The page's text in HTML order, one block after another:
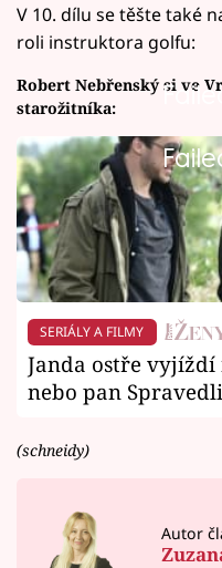
V 10. dílu se těšte také
roli instruktora golfu:
Robert Nebřenský si ve
starožitníka:
SERIÁLY A FILMY
Janda ostře vyjíždí
nebo pan
(schneidy)
Autor